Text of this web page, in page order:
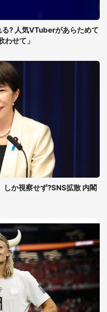
? 人気VTuberがあらためて
せて」
か視察せず?SNS拡散 内閣